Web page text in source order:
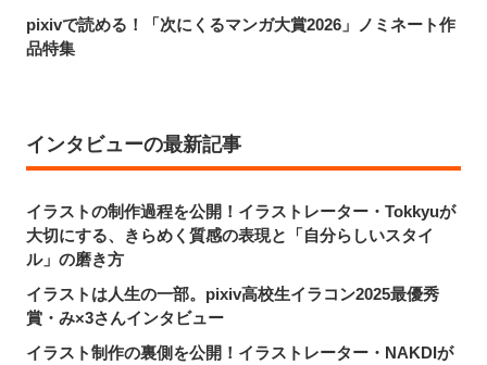
pixivで読める！「次にくるマンガ大賞2026」ノミネート作
品特集
インタビューの最新記事
イラストの制作過程を公開！イラストレーター・Tokkyuが
大切にする、きらめく質感の表現と「自分らしいスタイ
ル」の磨き方
イラストは人生の一部。pixiv高校生イラコン2025最優秀
賞・み×3さんインタビュー
イラスト制作の裏側を公開！イラストレーター・NAKDIが